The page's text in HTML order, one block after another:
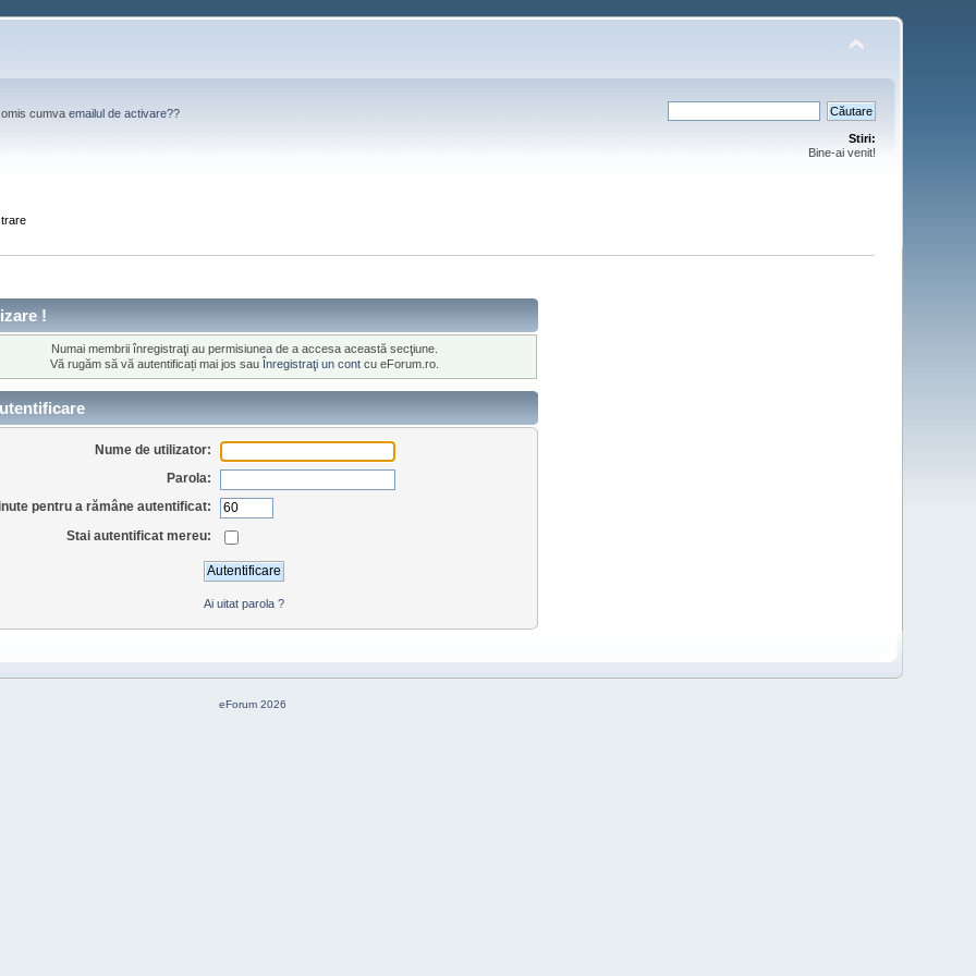
omis cumvaemailul de activare??
Stiri:
Bine-ai venit!
!
Numai membrii înregistraţi au permisiunea de a accesa această secţiune.
Vă rugăm să vă autentificați mai jos sau Înregistraţi un contcu eForum.ro.
Nume de utilizator:
Parola:
pentru a rămâne autentificat:
Stai autentificat mereu:
Ai uitat parola ?
eForum 2026